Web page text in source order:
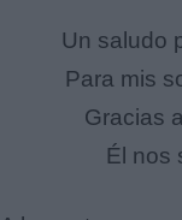
Un saludo
Para mis
Gracias
Él nos